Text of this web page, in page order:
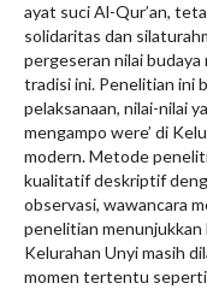
ayat suci Al-Qur’an,
solidaritas dan
pergeseran nilai
tradisi ini. Penelitian ini
pelaksanaan, nilai-nilai
mengampo were’ di
modern. Metode
kualitatif deskriptif
observasi, wawancara
penelitian menunjukkan
Kelurahan Unyi masih
momen tertentu seperti